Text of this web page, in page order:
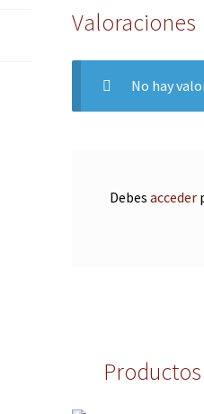
Valoraciones
No hay
Debes acceder